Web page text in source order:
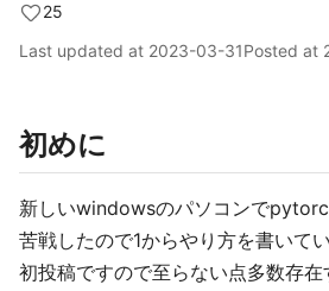
25
Last updated at 2023-03-31Posted at
初めに
新しいwindowsのパソコンで
苦戦したので1からやり方を書いてい
初投稿ですので至らない点多数存